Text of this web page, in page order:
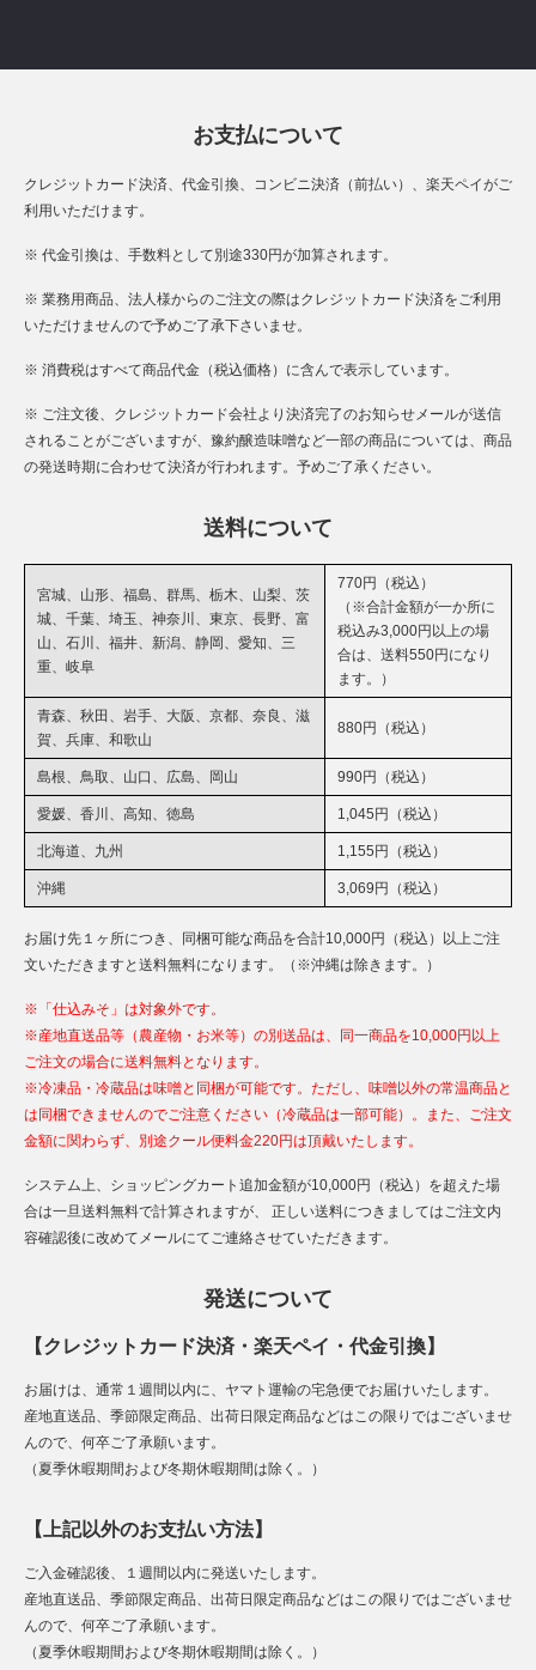
お支払について
クレジットカード決済、代金引換、コンビニ決済（前払い）、楽天ペイがご
利用いただけます。
※ 代金引換は、手数料として別途330円が加算されます。
※ 業務用商品、法人様からのご注文の際はクレジットカード決済をご利用
いただけませんので予めご了承下さいませ。
※ 消費税はすべて商品代金（税込価格）に含んで表示しています。
※ ご注文後、クレジットカード会社より決済完了のお知らせメールが送信
されることがございますが、豫約醸造味噌など一部の商品については、商品
の発送時期に合わせて決済が行われます。予めご了承ください。
送料について
宮城、山形、福島、群馬、栃木、山梨、茨
城、千葉、埼玉、神奈川、東京、長野、富
山、石川、福井、新潟、静岡、愛知、三
重、岐阜
770円（税込）
（※合計金額が一か所に
税込み3,000円以上の場
合は、送料550円になり
ます。）
青森、秋田、岩手、大阪、京都、奈良、滋
賀、兵庫、和歌山
880円（税込）
島根、鳥取、山口、広島、岡山 990円（税込）
愛媛、香川、高知、徳島 1,045円（税込）
北海道、九州 1,155円（税込）
沖縄 3,069円（税込）
お届け先１ヶ所につき、同梱可能な商品を合計10,000円（税込）以上ご注
文いただきますと送料無料になります。（※沖縄は除きます。）
※「仕込みそ」は対象外です。
※産地直送品等（農産物・お米等）の別送品は、同一商品を10,000円以上
ご注文の場合に送料無料となります。
※冷凍品・冷蔵品は味噌と同梱が可能です。ただし、味噌以外の常温商品と
は同梱できませんのでご注意ください（冷蔵品は一部可能）。また、ご注文
金額に関わらず、別途クール便料金220円は頂戴いたします。
システム上、ショッピングカート追加金額が10,000円（税込）を超えた場
合は一旦送料無料で計算されますが、 正しい送料につきましてはご注文内
容確認後に改めてメールにてご連絡させていただきます。
発送について
【クレジットカード決済・楽天ペイ・代金引換】
お届けは、通常１週間以内に、ヤマト運輸の宅急便でお届けいたします。
産地直送品、季節限定商品、出荷日限定商品などはこの限りではございませ
んので、何卒ご了承願います。
（夏季休暇期間および冬期休暇期間は除く。）
【上記以外のお支払い方法】
ご入金確認後、１週間以内に発送いたします。
産地直送品、季節限定商品、出荷日限定商品などはこの限りではございませ
んので、何卒ご了承願います。
（夏季休暇期間および冬期休暇期間は除く。）